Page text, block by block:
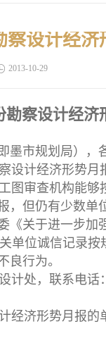
察设计经
2013-10-29
勘察设计经
墨市规划局），
设计经济形势月
审查机构能够
，但仍有少数
《关于进一步
单位诚信记录
良行为。
处，联系电话
经济形势月报的